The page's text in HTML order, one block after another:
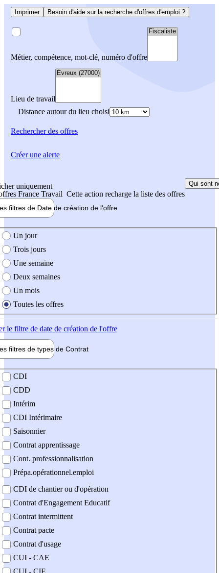
Imprimer Besoin d'aide sur la recherche d'offres d'emploi ?
Métier, compétence, mot-clé, numéro d'offre
Lieu de travail
Distance autour du lieu choisi
Rechercherdes offres
uniquement
France Travail Cette action recharge la liste des offres
Qui sont
filtres de Date de création de l'offre
création de l'offre
Un jour
Trois jours
Une semaine
Deux semaines
Un mois
Toutes les offres
le filtre de date de création de l'offre
filtres de types de Contrat
contrat
CDI
CDD
Intérim
CDI Intérimaire
Saisonnier
Contrat apprentissage
Cont. professionnalisation
Prépa.opérationnel.emploi
CDI de chantier ou d'opération
Contrat d'Engagement Educatif
Contrat intermittent
Contrat pacte
Contrat d'usage
CUI - CAE
Créer une alerte